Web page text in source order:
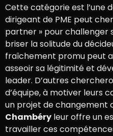
Cette catégorie est l’une
dirigeant de PME peut
partner » pour challenger
briser la solitude du
fraîchement promu peut
asseoir sa légitimité et
leader. D’autres
d’équipe, à motiver leurs
un projet de changement
Chambéry leur offre un
travailler ces